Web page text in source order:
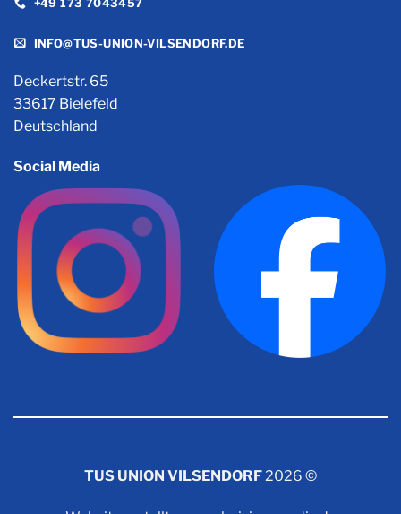
+49 173 7043457
INFO@TUS-UNION-VILSENDORF.DE
Deckertstr. 65
33617 Bielefeld
Deutschland
Social Media
TUS UNION VILSENDORF2026 ©